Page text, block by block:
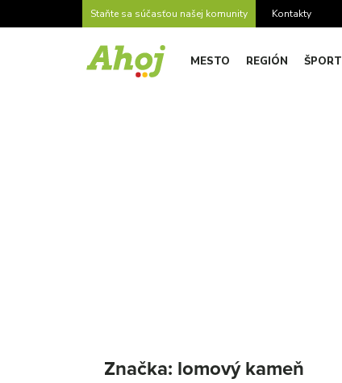
Staňte sa súčasťou našej komunity Kontakty
MESTO REGIÓN ŠPORT
Značka: lomový kameň